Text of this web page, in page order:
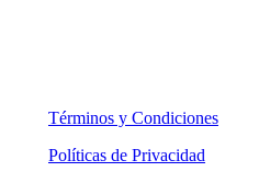
Términos y Condiciones
Políticas de Privacidad